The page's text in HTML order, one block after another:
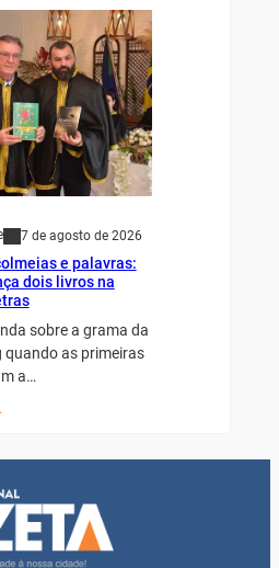
7 de agosto de 2026
e palavras:
dois livros na
sobre a grama da
quando as primeiras
a…